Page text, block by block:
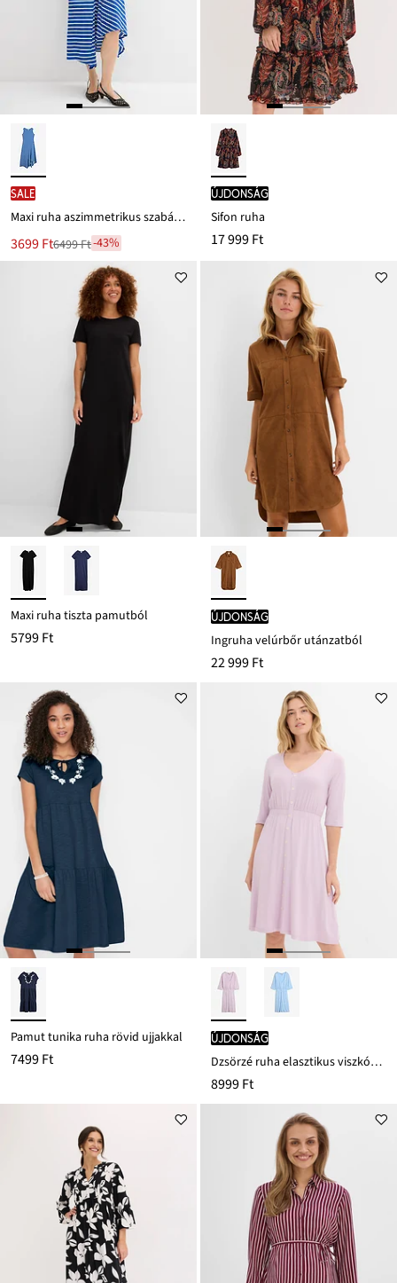
SALE
Maxi ruha aszimmetrikus szabásvonallal
Új
ár
3699 Ft
Leárazva6499 Ft-43%
újdonság
Sifon ruha
17 999 Ft
Maxi ruha tiszta pamutból
5799 Ft
újdonság
Ingruha velúrbőr utánzatból
22 999 Ft
Pamut tunika ruha rövid ujjakkal
7499 Ft
újdonság
Dzsörzé ruha elasztikus viszkóz-keverékből
8999 Ft